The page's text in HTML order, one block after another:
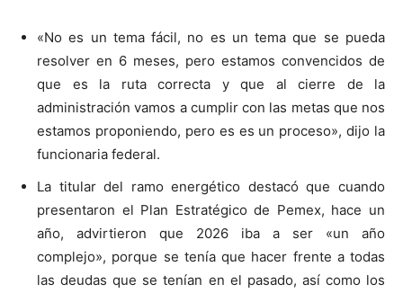
«No es un tema fácil, no es un tema que se pueda
resolver en 6 meses, pero estamos convencidos de
que es la ruta correcta y que al cierre de la
administración vamos a cumplir con las metas que nos
estamos proponiendo, pero es es un proceso», dijo la
funcionaria federal.
La titular del ramo energético destacó que cuando
presentaron el Plan Estratégico de Pemex, hace un
año, advirtieron que 2026 iba a ser «un año
complejo», porque se tenía que hacer frente a todas
las deudas que se tenían en el pasado, así como los